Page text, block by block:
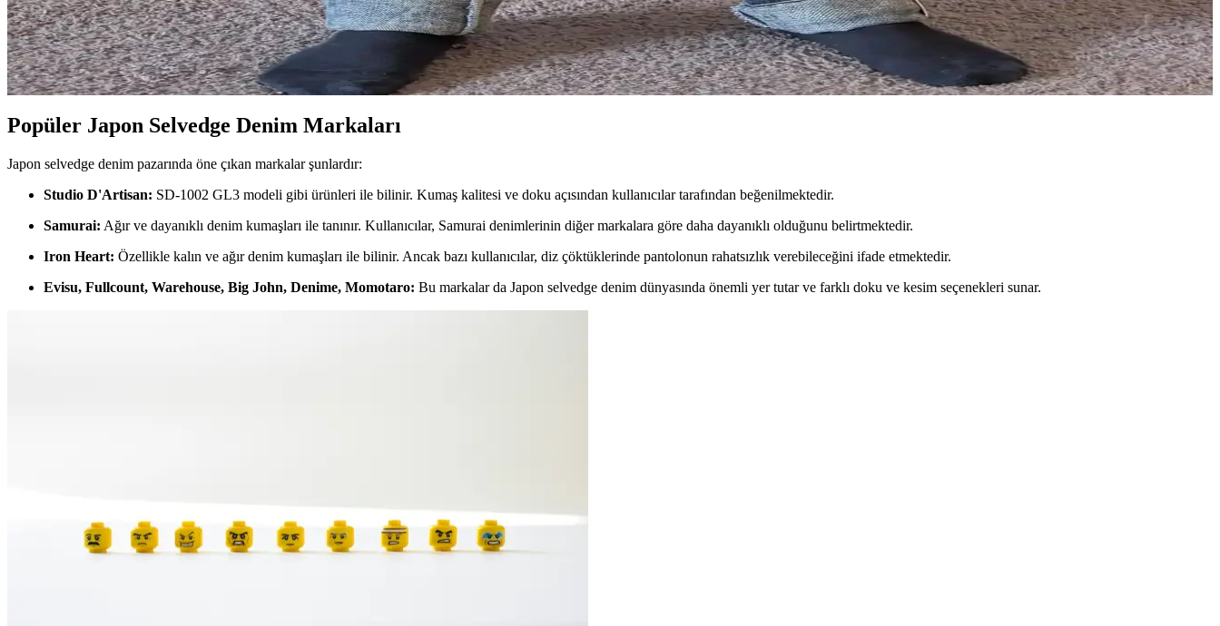
Oni 902 Dark Indigo Secret Denim: Yüksek Bel Kesim ve Dayanıklı Kumaş Özellikleri
Oni 902 Dark Indigo Secret Denim, 20 oz ağırlığında dayanıklı ve konforlu bir raw denim modelidir. Yüksek bel kesimi, kahverengi iplik detayı ve kullanıcı dostu esneme özellikleriyle öne çıkar.
Popüler Japon Selvedge Denim Markaları
Japon selvedge denim pazarında öne çıkan markalar şunlardır:
Studio D'Artisan: SD-1002 GL3 modeli gibi ürünleri ile bilinir. Kumaş kalitesi ve doku açısından kullanıcılar tarafından beğenilmektedir.
Samurai: Ağır ve dayanıklı denim kumaşları ile tanınır. Kullanıcılar, Samurai denimlerinin diğer markalara göre daha dayanıklı olduğunu belirtmektedir.
Iron Heart: Özellikle kalın ve ağır denim kumaşları ile bilinir. Ancak bazı kullanıcılar, diz çöktüklerinde pantolonun rahatsızlık verebileceğini ifade etmektedir.
Evisu, Fullcount, Warehouse, Big John, Denime, Momotaro: Bu markalar da Japon selvedge denim dünyasında önemli yer tutar ve farklı doku ve kesim seçenekleri sunar.